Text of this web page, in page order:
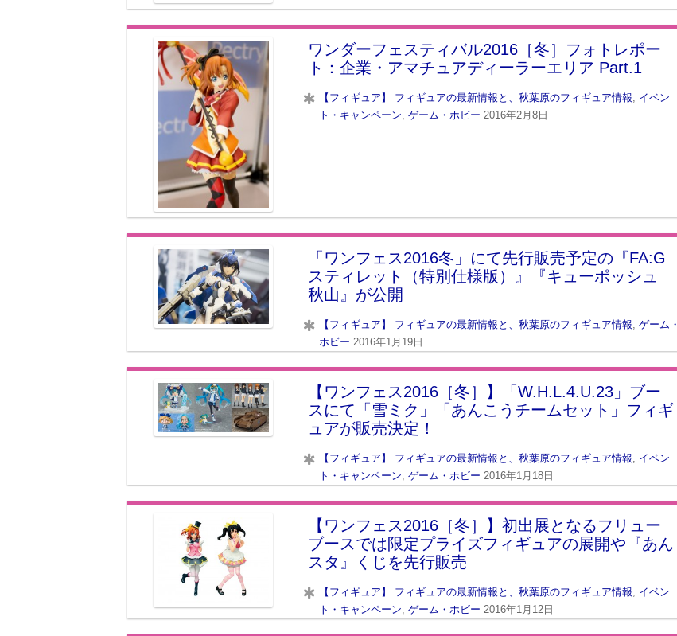
ワンダーフェスティバル2016［冬］フォトレポー
ト：企業・アマチュアディーラーエリア Part.1
【フィギュア】 フィギュアの最新情報と、秋葉原のフィギュア情報, イベン
ト・キャンペーン, ゲーム・ホビー 2016年2月8日
「ワンフェス2016冬」にて先行販売予定の『FA:G
スティレット（特別仕様版）』『キューポッシュ
秋山』が公開
【フィギュア】 フィギュアの最新情報と、秋葉原のフィギュア情報, ゲーム・
ホビー 2016年1月19日
【ワンフェス2016［冬］】「W.H.L.4.U.23」ブー
スにて「雪ミク」「あんこうチームセット」フィギ
ュアが販売決定！
【フィギュア】 フィギュアの最新情報と、秋葉原のフィギュア情報, イベン
ト・キャンペーン, ゲーム・ホビー 2016年1月18日
【ワンフェス2016［冬］】初出展となるフリュー
ブースでは限定プライズフィギュアの展開や『あん
スタ』くじを先行販売
【フィギュア】 フィギュアの最新情報と、秋葉原のフィギュア情報, イベン
ト・キャンペーン, ゲーム・ホビー 2016年1月12日